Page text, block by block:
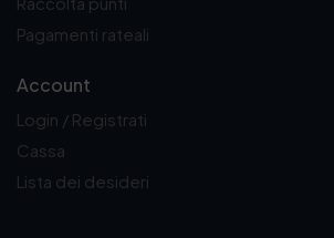
Pagamenti rateali
Account
Login / Registrati
Cassa
Lista dei desideri